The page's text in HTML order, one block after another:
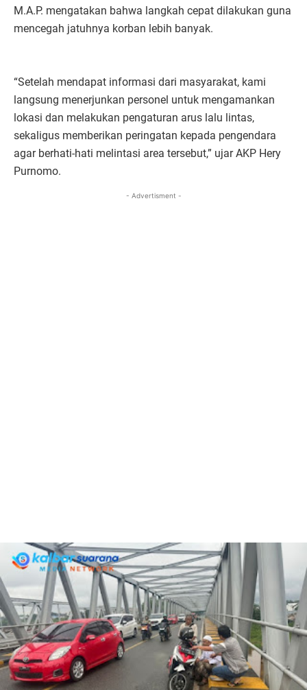
M.A.P. mengatakan bahwa langkah cepat dilakukan guna
mencegah jatuhnya korban lebih banyak.
“Setelah mendapat informasi dari masyarakat, kami
langsung menerjunkan personel untuk mengamankan
lokasi dan melakukan pengaturan arus lalu lintas,
sekaligus memberikan peringatan kepada pengendara
agar berhati-hati melintasi area tersebut,” ujar AKP Hery
Purnomo.
- Advertisment -